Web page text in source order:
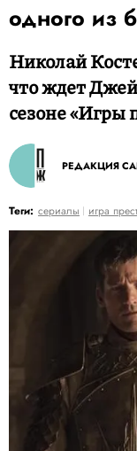
одного из
Николай
что ждет
сезоне «Игры
РЕДАКЦИЯ
Теги: сериалы игра